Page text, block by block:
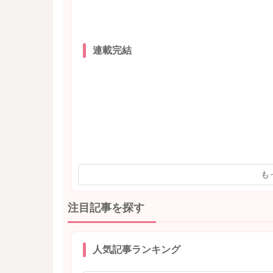
連載完結
も
注目記事を探す
人気記事ランキング